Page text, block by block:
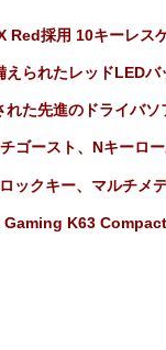
Red採用 10キーレス
えられたレッドLED
れた先進のドライバ
ゴースト、Nキーロ
ックキー、マルチメ
Gaming K63